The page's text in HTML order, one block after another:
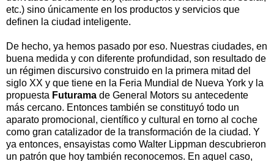
etc.) sino únicamente en los productos y servicios que
definen la ciudad inteligente.
De hecho, ya hemos pasado por eso. Nuestras ciudades, en
buena medida y con diferente profundidad, son resultado de
un régimen discursivo construido en la primera mitad del
siglo XX y que tiene en la Feria Mundial de Nueva York y la
propuesta Futurama de General Motors su antecedente
más cercano. Entonces también se constituyó todo un
aparato promocional, científico y cultural en torno al coche
como gran catalizador de la transformación de la ciudad. Y
ya entonces, ensayistas como Walter Lippman descubrieron
un patrón que hoy también reconocemos. En aquel caso,